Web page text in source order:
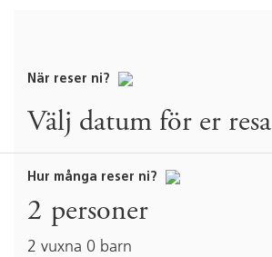
När reser ni?
Välj datum för er resa
Hur många reser ni?
2 personer
2 vuxna 0 barn